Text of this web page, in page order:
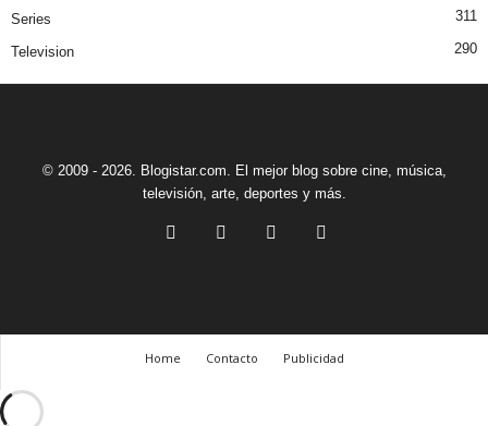
Series 311
Television 290
© 2009 - 2026. Blogistar.com. El mejor blog sobre cine, música,
televisión, arte, deportes y más.
Home Contacto Publicidad